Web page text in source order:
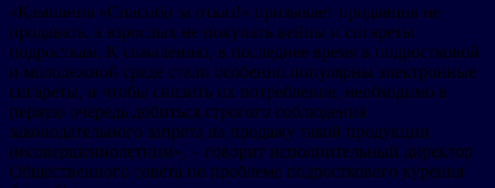
«Кампания «Спасибо за отказ!» призывает продавцов не
продавать, а взрослых не покупать вейпы и сигареты
подросткам. К сожалению, в последнее время в подростковой
и молодежной среде стали особенно популярны электронные
сигареты, и чтобы снизить их потребление, необходимо в
первую очередь добиться строгого соблюдения
законодательного запрета на продажу такой продукции
несовершеннолетним», – говорит исполнительный директор
Общественного совета по проблеме подросткового курения